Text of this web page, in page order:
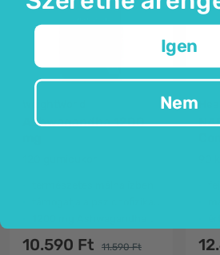
Ashwagandha 1200
10.590 Ft 11.590 Ft
Igen
Nem